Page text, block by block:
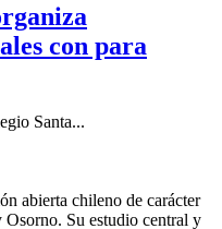
con para
Santa...
abierta chileno de carácter
Su estudio central y